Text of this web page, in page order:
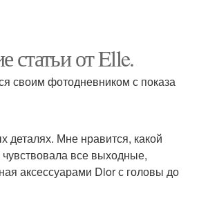
статьи от Elle.
своим фотодневником с показа
деталях. Мне нравится, какой
все выходные,
аксессуарами Dior с головы до